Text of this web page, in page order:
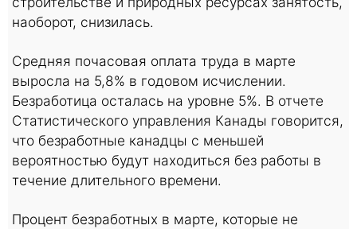
наоборот, снизилась.
Средняя почасовая оплата труда в марте
выросла на 5,8% в годовом исчислении.
Безработица осталась на уровне 5%. В отчете
Статистического управления Канады говорится,
что безработные канадцы с меньшей
вероятностью будут находиться без работы в
течение длительного времени.
Процент безработных в марте, которые не